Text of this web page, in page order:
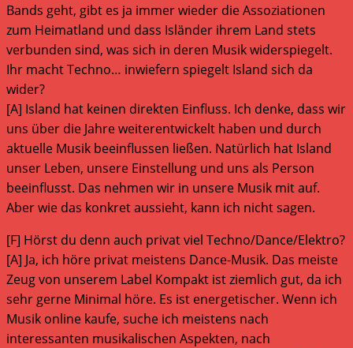
Bands geht, gibt es ja immer wieder die Assoziationen
zum Heimatland und dass Isländer ihrem Land stets
verbunden sind, was sich in deren Musik widerspiegelt.
Ihr macht Techno… inwiefern spiegelt Island sich da
wider?
[A] Island hat keinen direkten Einfluss. Ich denke, dass wir
uns über die Jahre weiterentwickelt haben und durch
aktuelle Musik beeinflussen ließen. Natürlich hat Island
unser Leben, unsere Einstellung und uns als Person
beeinflusst. Das nehmen wir in unsere Musik mit auf.
Aber wie das konkret aussieht, kann ich nicht sagen.
[F] Hörst du denn auch privat viel Techno/Dance/Elektro?
[A] Ja, ich höre privat meistens Dance-Musik. Das meiste
Zeug von unserem Label Kompakt ist ziemlich gut, da ich
sehr gerne Minimal höre. Es ist energetischer. Wenn ich
Musik online kaufe, suche ich meistens nach
interessanten musikalischen Aspekten, nach